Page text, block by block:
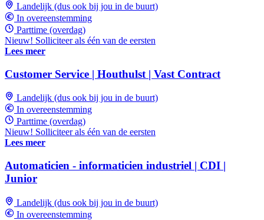
Landelijk (dus ook bij jou in de buurt)
In overeenstemming
Parttime (overdag)
Nieuw! Solliciteer als één van de eersten
Lees meer
Customer Service | Houthulst | Vast Contract
Landelijk (dus ook bij jou in de buurt)
In overeenstemming
Parttime (overdag)
Nieuw! Solliciteer als één van de eersten
Lees meer
Automaticien - informaticien industriel | CDI |
Junior
Landelijk (dus ook bij jou in de buurt)
In overeenstemming